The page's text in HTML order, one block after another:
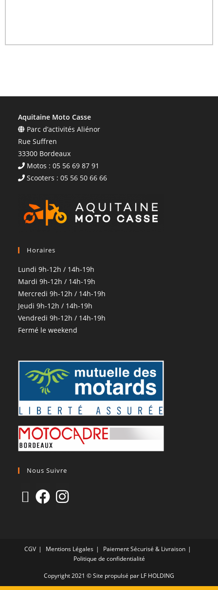
Aquitaine Moto Casse
Parc d’activités Aliénor
Rue Suffren
33300 Bordeaux
Motos : 05 56 69 87 91
Scooters : 05 56 50 66 66
Horaires
Lundi 9h-12h / 14h-19h
Mardi 9h-12h / 14h-19h
Mercredi 9h-12h / 14h-19h
Jeudi 9h-12h / 14h-19h
Vendredi 9h-12h / 14h-19h
Fermé le weekend
Nous Suivre
CGV Mentions Légales
Paiement Sécurisé & Livraison
Politique de confidentialité
Copyright 2021 © Site propulsé par LF HOLDING